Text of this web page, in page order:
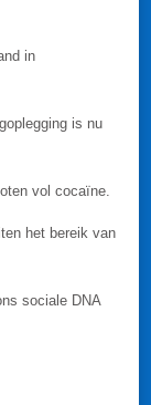
in
is nu
vol cocaïne.
het bereik van
sociale DNA